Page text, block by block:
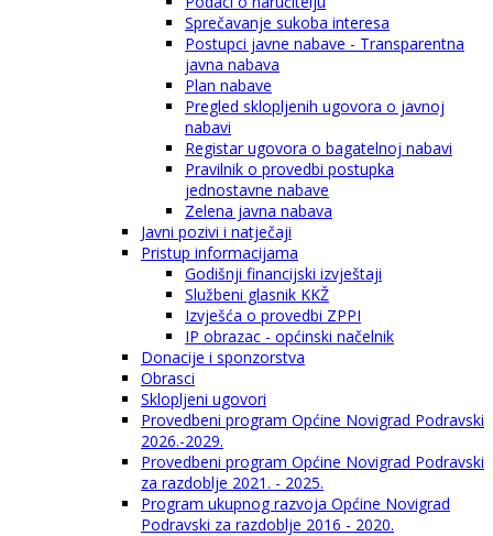
Sprečavanje sukoba interesa
Postupci javne nabave - Transparentna
javna nabava
Plan nabave
Pregled sklopljenih ugovora o javnoj
nabavi
Registar ugovora o bagatelnoj nabavi
Pravilnik o provedbi postupka
jednostavne nabave
Zelena javna nabava
Javni pozivi i natječaji
Pristup informacijama
Godišnji financijski izvještaji
Službeni glasnik KKŽ
Izvješća o provedbi ZPPI
IP obrazac - općinski načelnik
Donacije i sponzorstva
Obrasci
Sklopljeni ugovori
Provedbeni program Općine Novigrad Podravski
2026.-2029.
Provedbeni program Općine Novigrad Podravski
za razdoblje 2021. - 2025.
Program ukupnog razvoja Općine Novigrad
Podravski za razdoblje 2016 - 2020.